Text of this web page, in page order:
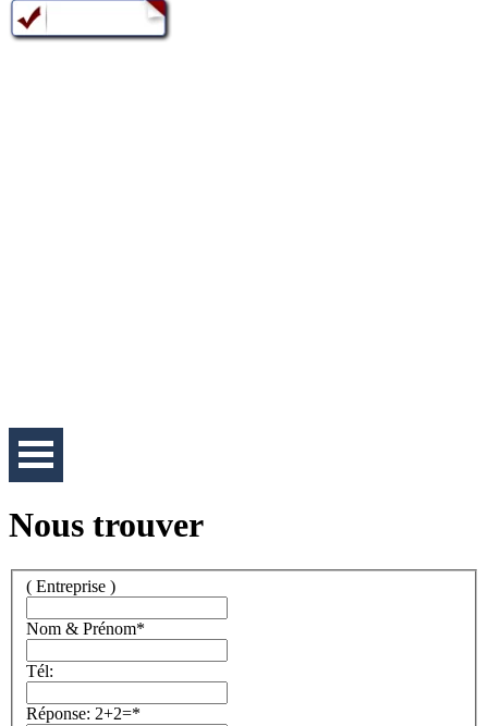
Nous trouver
( Entreprise )
Nom & Prénom*
Tél:
Réponse: 2+2=*